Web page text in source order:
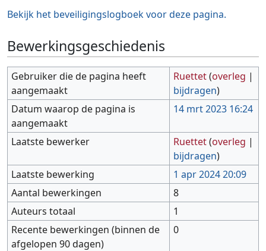
Bekijk het beveiligingslogboek voor deze pagina.
Bewerkingsgeschiedenis
Gebruiker die de pagina heeft
aangemaakt
Ruettet(overleg |
bijdragen)
Datum waarop de pagina is
aangemaakt
14 mrt 2023 16:24
Laatste bewerker Ruettet(overleg |
bijdragen)
Laatste bewerking
1 apr 2024 20:09
Aantal bewerkingen
8
Auteurs totaal
1
Recente bewerkingen (binnen de
afgelopen 90 dagen)
0